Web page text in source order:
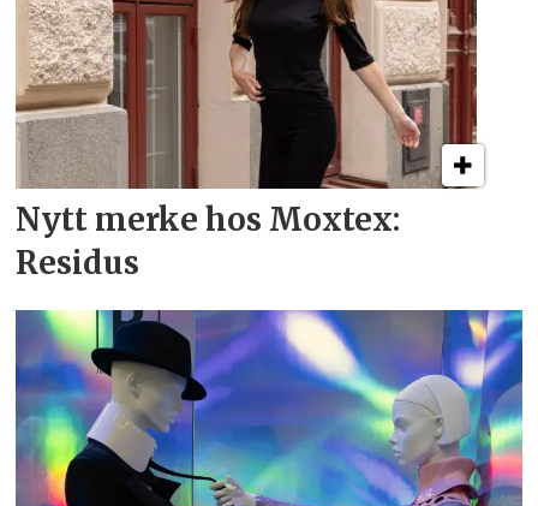
Nytt merke hos Moxtex:
Residus